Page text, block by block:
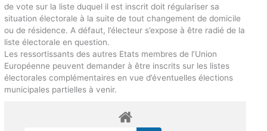
de vote sur la liste duquel il est inscrit doit régulariser sa
situation électorale à la suite de tout changement de domicile
ou de résidence. A défaut, l’électeur s’expose à être radié de la
liste électorale en question.
Les ressortissants des autres Etats membres de l’Union
Européenne peuvent demander à être inscrits sur les listes
électorales complémentaires en vue d’éventuelles élections
municipales partielles à venir.